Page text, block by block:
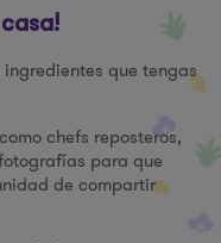
que tengas
chefs reposteros,
para que
de compartir